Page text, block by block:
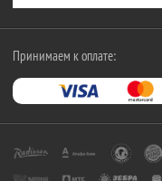
Принимаем к оплате: